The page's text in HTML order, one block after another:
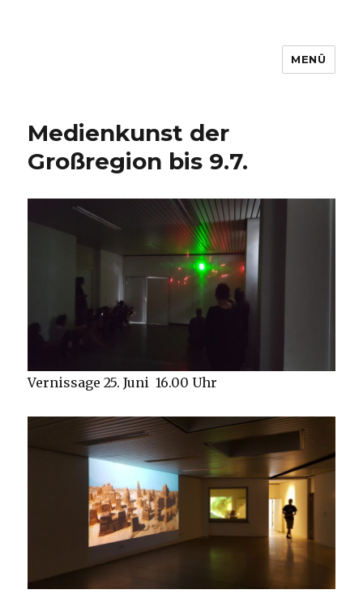
MENÜ
Medienkunst der
Großregion bis 9.7.
Vernissage 25. Juni 16.00 Uhr